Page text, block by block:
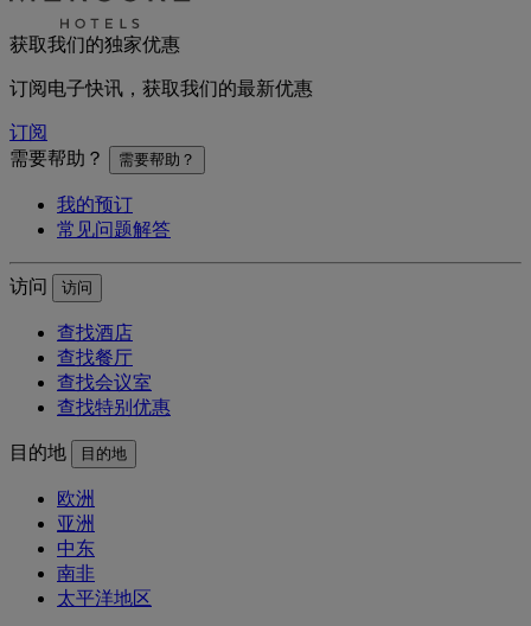
获取我们的独家优惠
订阅电子快讯，获取我们的最新优惠
订阅
需要帮助？
需要帮助？
我的预订
常见问题解答
访问 访问
查找酒店
查找餐厅
查找会议室
查找特别优惠
目的地 目的地
欧洲
亚洲
中东
南非
太平洋地区